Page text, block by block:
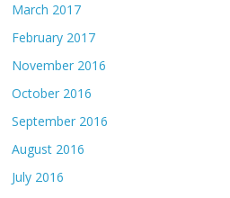
March 2017
February 2017
November 2016
October 2016
September 2016
August 2016
July 2016